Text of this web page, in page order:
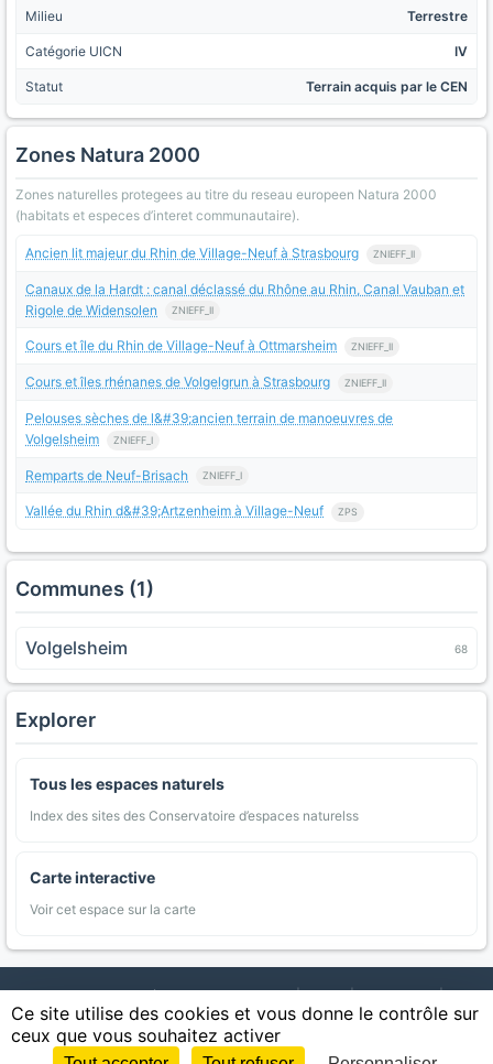
Milieu Terrestre
Catégorie UICN IV
Statut Terrain acquis par le CEN
Zones Natura 2000
Zones naturelles protegees au titre du reseau europeen Natura 2000
(habitats et especes d’interet communautaire).
Ancien lit majeur du Rhin de Village-Neuf à Strasbourg ZNIEFF_II
Canaux de la Hardt : canal déclassé du Rhône au Rhin, Canal Vauban et
Rigole de Widensolen
ZNIEFF_II
Cours et île du Rhin de Village-Neuf à Ottmarsheim ZNIEFF_II
Cours et îles rhénanes de Volgelgrun à Strasbourg ZNIEFF_II
Pelouses sèches de l&#39;ancien terrain de manoeuvres de
Volgelsheim
ZNIEFF_I
Remparts de Neuf-Brisach ZNIEFF_I
Vallée du Rhin d&#39;Artzenheim à Village-Neuf ZPS
Communes (1)
Volgelsheim 68
Explorer
Tous les espaces naturels
Index des sites des Conservatoire d’espaces naturelss
Carte interactive
Voir cet espace sur la carte
AgriMap — Données agricoles ouvertes | Carte | Communes |
Appellations | Regions | Cultures | Zones protégées | Forets |
Littoral | Espaces naturels | Statistiques
| Confidentialite | CGU | CGV Cookies
Ce site utilise des cookies et vous donne le contrôle sur
ceux que vous souhaitez activer